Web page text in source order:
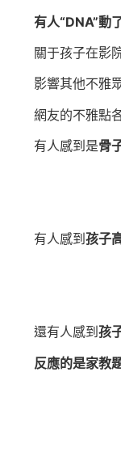
有人“DNA”動
關于孩子在影
影響其他不雅
網友的不雅點
有人感到是骨
有人感到 孩子
還有人感到 孩
反應的是家教